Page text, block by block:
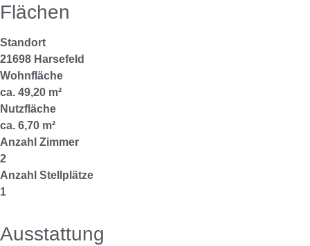
Flächen
Standort
21698 Harsefeld
Wohnfläche
ca. 49,20 m²
Nutzfläche
ca. 6,70 m²
Anzahl Zimmer
2
Anzahl Stellplätze
1
Ausstattung